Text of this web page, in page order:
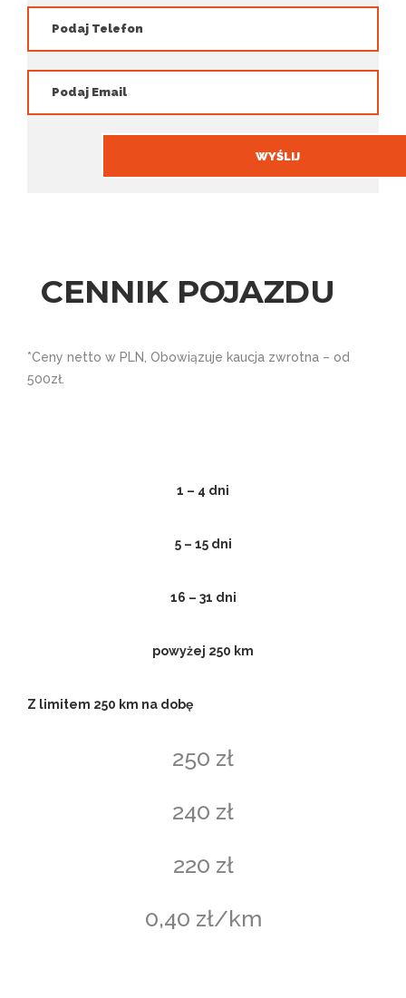
CENNIK POJAZDU
*Ceny netto w PLN, Obowiązuje kaucja zwrotna – od
500zł.
1 – 4 dni
5 – 15 dni
16 – 31 dni
powyżej 250 km
Z limitem 250 km na dobę
250 zł
240 zł
220 zł
0,40 zł/km